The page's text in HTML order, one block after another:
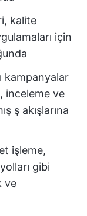
kalite
için
kampanyalar
inceleme ve
ş akışlarına
işleme,
gibi
ve